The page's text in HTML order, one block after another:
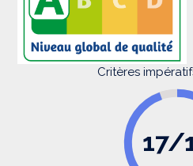
Critères
17/